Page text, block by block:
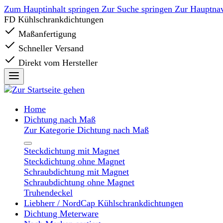
Zum Hauptinhalt springen Zur Suche springen Zur
FD Kühlschrankdichtungen
Maßanfertigung
Schneller Versand
Direkt vom Hersteller
Home
Dichtung nach Maß
Zur Kategorie Dichtung nach Maß
Steckdichtung mit Magnet
Steckdichtung ohne Magnet
Schraubdichtung mit Magnet
Schraubdichtung ohne Magnet
Truhendeckel
Liebherr / NordCap Kühlschrankdichtungen
Dichtung Meterware